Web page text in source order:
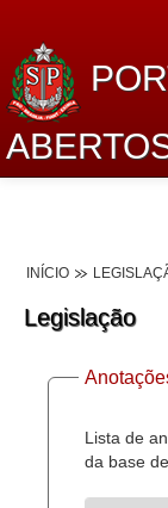
Dados Abertos
Lei de Acesso
Dados
Planejamento
INÍCIO
Legislação
Lista de
da base